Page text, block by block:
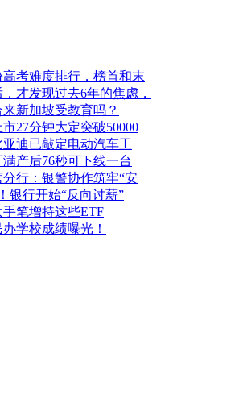
高考难度排行，榜首和末
才发现过去6年的焦虑，
新加坡受教育吗？
27分钟大定突破50000
迪已敲定电动汽车工
产后76秒可下线一台
行：银警协作筑牢“安
银行开始“反向讨薪”
笔增持这些ETF
学校成绩曝光！